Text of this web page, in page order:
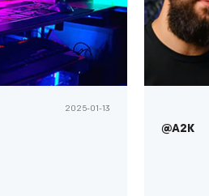
2025-01-13
@A2K